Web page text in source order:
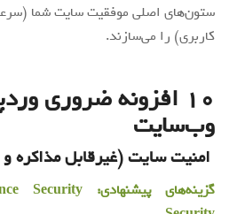
ستون‌های اصلی موفقیت سایت شما
کاربری) را می‌سازند.
۱۰ افزونه‌ ضروری
وب‌سایت
امنیت سایت (غیرقابل مذاکره
گزینه‌های پیشنهادی: Security